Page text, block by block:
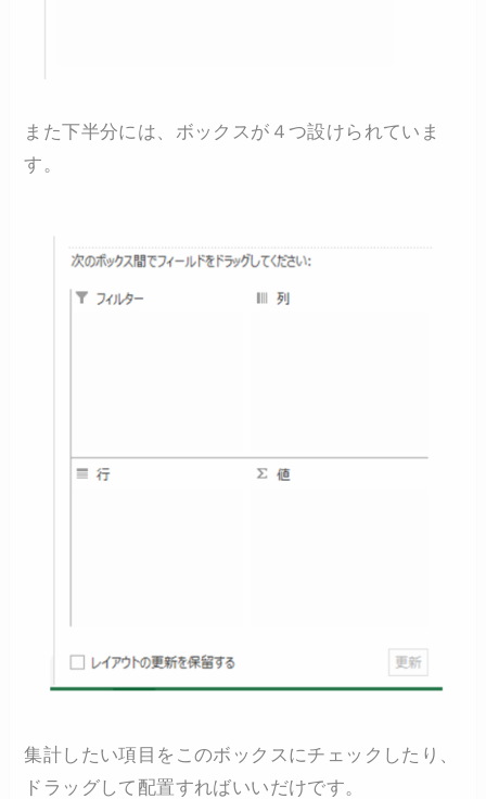
また下半分には、ボックスが４つ設けられていま
す。
集計したい項目をこのボックスにチェックしたり、
ドラッグして配置すればいいだけです。